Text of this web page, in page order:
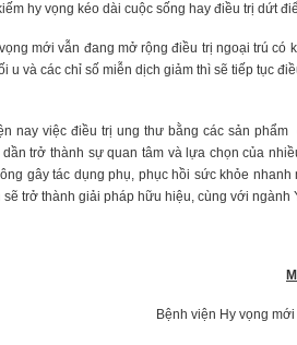
hy vọng kéo dài cuộc sống hay điều trị dứt
mới vẫn đang mở rộng điều trị ngoại trú
u và các chỉ số miễn dịch giảm thì sẽ tiếp tục
nay việc điều trị ung thư bằng các sản
trở thành sự quan tâm và lựa chọn của
gây tác dụng phụ, phục hồi sức khỏe
sẽ trở thành giải pháp hữu hiệu, cùng với
Bệnh viện Hy vọng